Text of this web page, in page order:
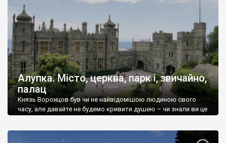
Алупка. Місто, церква, парк і, звичайно,
палац
Князь Воронцов був чи не найвідомішою людиною свого
часу, але давайте не будемо кривити душею – чи знали ви це